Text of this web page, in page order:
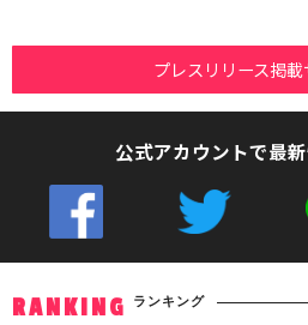
プレスリリース掲載
公式アカウントで最
RANKING ランキング